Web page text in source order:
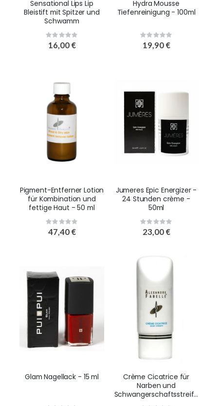
Sensational Lips Lip
Bleistift mit Spitzer und
Schwamm
Rating:
0%
16,00 €
Hydra Mousse
Tiefenreinigung - 100ml
Rating:
0%
19,90 €
Pigment-Entferner Lotion
für Kombination und
fettige Haut - 50 ml
Rating:
0%
47,40 €
Jumeres Epic Energizer -
24 Stunden crème -
50ml
Rating:
0%
23,00 €
Glam Nagellack - 15 ml
Crème Cicatrice für
Narben und
Schwangerschaftsstreife